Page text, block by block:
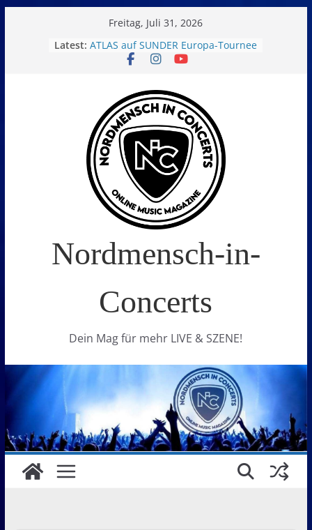
Freitag, Juli 31, 2026
Latest: ATLAS auf SUNDER Europa-Tournee
Oelde Open Air 2026
Metal und Camping in
Freißenbüttel (Ausverkauft!)
FEED THE SICKNESS im Interview
I Prevail – Violent Nature Europe
Tour
Nordmensch-in-
Concerts
Dein Mag für mehr LIVE & SZENE!